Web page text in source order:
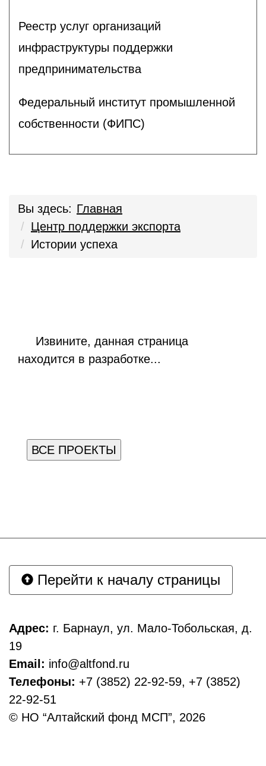
Реестр услуг организаций
инфраструктуры поддержки
предпринимательства
Федеральный институт промышленной
собственности (ФИПС)
Вы здесь: Главная
Центр поддержки экспорта
Истории успеха
Извините, данная страница
находится в разработке...
ВСЕ ПРОЕКТЫ
Перейти к началу страницы
Адрес: г. Барнаул, ул. Мало-Тобольская, д.
19
Email: info@altfond.ru
Телефоны: +7 (3852) 22-92-59, +7 (3852)
22-92-51
© НО “Алтайский фонд МСП”, 2026